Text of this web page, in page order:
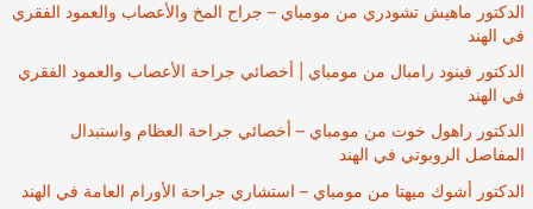
الدكتور ماهيش تشودري من مومباي – جراح المخ والأعصاب والعمود الفقري
في الهند
الدكتور فينود رامبال من مومباي | أخصائي جراحة الأعصاب والعمود الفقري
في الهند
الدكتور راهول خوت من مومباي – أخصائي جراحة العظام واستبدال
المفاصل الروبوتي في الهند
الدكتور أشوك ميهتا من مومباي – استشاري جراحة الأورام العامة في الهند